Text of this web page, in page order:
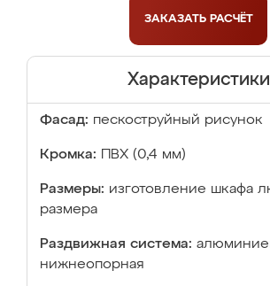
ЗАКАЗАТЬ РАСЧЁТ
Характеристики
Фасад: пескоструйный рисунок
Кромка: ПВХ (0,4 мм)
Размеры: изготовление шкафа
размера
Раздвижная система:
нижнеопорная